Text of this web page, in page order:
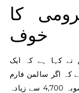
کا
خوف
کہا ہے کہ ایک
کہ اگر سالمن فارم
کے لائسنسوں کی تجدید نہ کی گئی تو صوبہ 4,700 سے زیادہ